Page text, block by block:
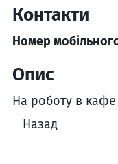
Контакти
Номер
Опис
На роботу в кафе
Назад